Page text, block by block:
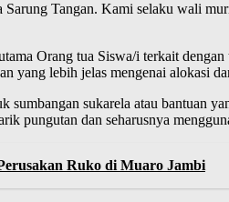
Tangan. Kami selaku wali
Orang tua Siswa/i terkait
yang lebih jelas mengenai alokasi
sukarela atau bantuan
pungutan dan seharusnya
Ruko di Muaro Jambi